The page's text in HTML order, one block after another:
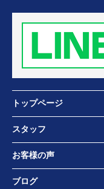
トップページ
スタッフ
お客様の声
ブログ